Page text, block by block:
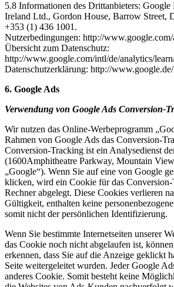
5.8 Informationen des Drittanbieters:
Ireland Ltd., Gordon House, Barrow Street,
+353 (1) 436 1001.
Nutzerbedingungen: http://
Übersicht zum Datenschutz:
http://www.google.com/intl/de/analytics/
Datenschutzerklärung: http://
6. Google Ads
Verwendung von Google Ads Conversion-
Wir nutzen das Online-Werbeprogramm
Rahmen von Google Ads das Conversion-
Conversion-Tracking ist ein Analysedienst
(1600Amphitheatre Parkway, Mountain
„Google“). Wenn Sie auf eine von Google
klicken, wird ein Cookie für das
Rechner abgelegt. Diese Cookies verlieren
Gültigkeit, enthalten keine
somit nicht der persönlichen Identifizierung.
Wenn Sie bestimmte Internetseiten unserer
das Cookie noch nicht abgelaufen ist,
erkennen, dass Sie auf die Anzeige geklickt
Seite weitergeleitet wurden. Jeder Google
anderes Cookie. Somit besteht keine